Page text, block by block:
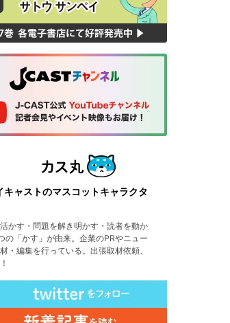
キャストのマスコットキャラクタ
かす・問題を解き明かす・読者を動か
の「かす」が由来。企業のPRやニュー
・編集を行っている。出張取材依頼、